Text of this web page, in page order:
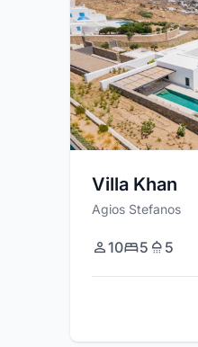
Villa Khan
Agios Stefanos
10 5 5